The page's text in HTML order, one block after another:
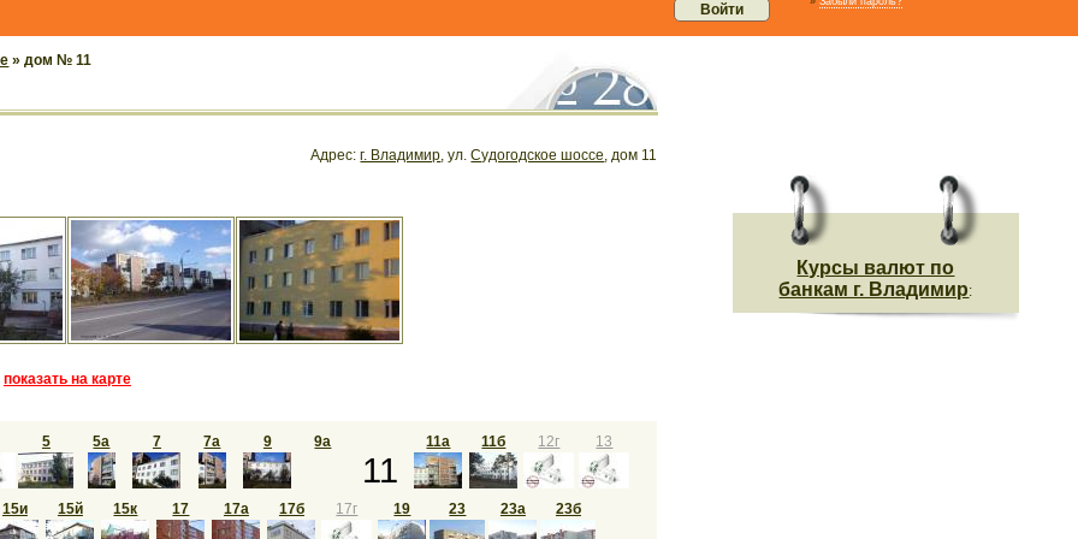
» дом № 11
Адрес:г. Владимир, ул.Судогодское шоссе, дом 11
показать на карте
5 5а 7 7а 9 9а
11
11а 11б 12г 13
15и 15й 15к 17 17а 17б 17г 19 23 23а 23б
Курсы валют по
банкам г. Владимир: